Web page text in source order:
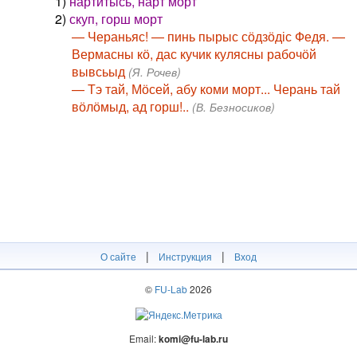
2) скуп, горш морт
— Чераньяс! — пинь пырыс сӧдзӧдіс Федя. —
Вермасны кӧ, дас кучик кулясны рабочӧй
вывсьыд (Я. Рочев)
— Тэ тай, Мӧсей, абу коми морт... Черань тай
вӧлӧмыд, ад горш!.. (В. Безносиков)
О сайте | Инструкция | Вход
© FU-Lab2026
Email:komi@fu-lab.ru